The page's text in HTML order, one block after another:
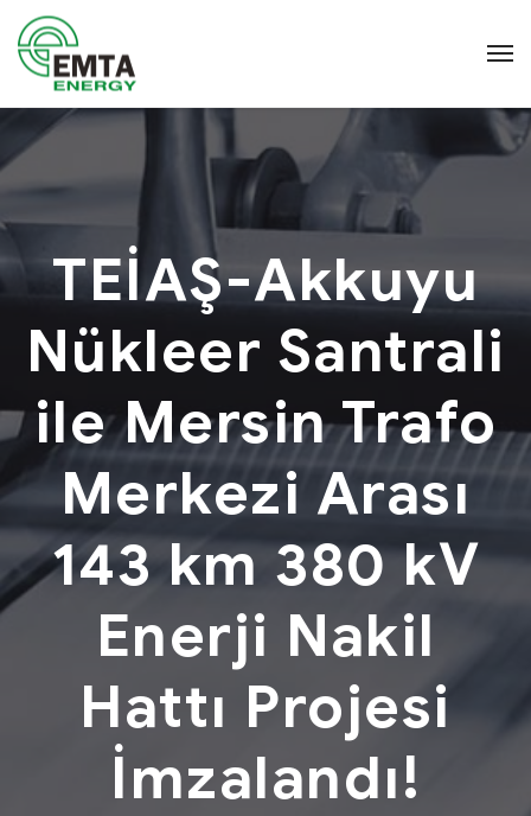
TEİAŞ-Akkuyu
Nükleer Santrali
ile Mersin Trafo
Merkezi Arası
143 km 380 kV
Enerji Nakil
Hattı Projesi
İmzalandı!